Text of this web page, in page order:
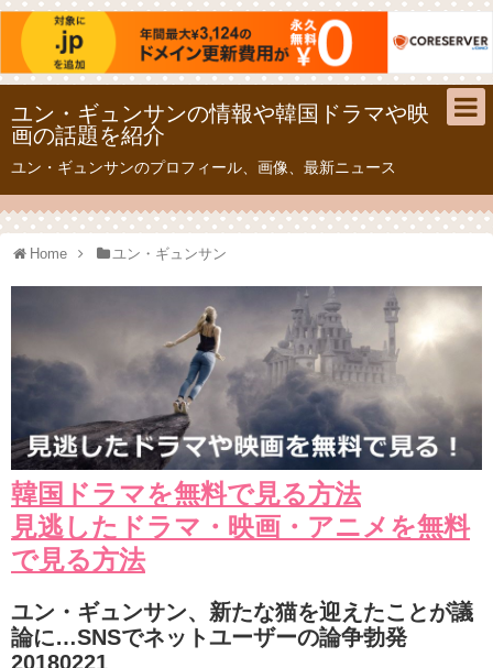
ユン・ギュンサンの情報や韓国ドラマや映
画の話題を紹介
ユン・ギュンサンのプロフィール、画像、最新ニュース
Home ユン・ギュンサン
韓国ドラマを無料で見る方法
見逃したドラマ・映画・アニメを無料
で見る方法
ユン・ギュンサン、新たな猫を迎えたことが議
論に…SNSでネットユーザーの論争勃発
20180221